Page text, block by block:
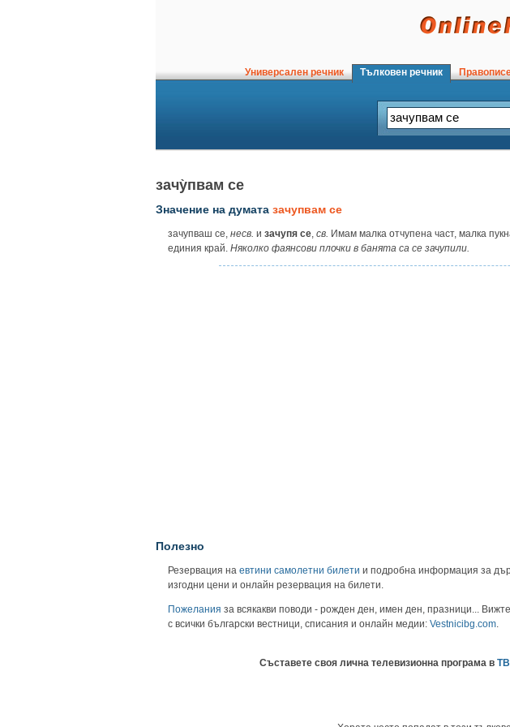
Универсален речник Тълковен речник
зачу̀пвам се
Значение на думата зачупвам се
зачупваш се, несв. и зачупя се, св. Имам малка отчупена част, малка
единия край. Няколко фаянсови плочки в банята са се зачупили.
Полезно
Резервация на евтини самолетни билети и подробна информация за
изгодни цени и онлайн резервация на билети.
Пожелания за всякакви поводи - рожден ден, имен ден, празници... Вижте
с всички български вестници, списания и онлайн медии: Vestnicibg.com
Съставете своя лична телевизионна програма в